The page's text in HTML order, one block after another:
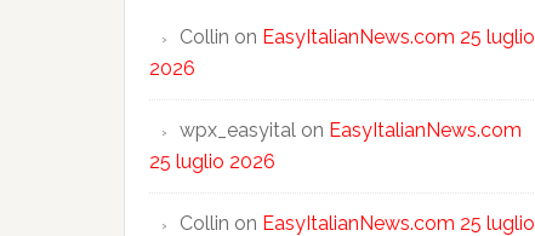
Collin on EasyItalianNews.com 25 luglio
2026
wpx_easyital on EasyItalianNews.com
25 luglio 2026
Collin on EasyItalianNews.com 25 luglio